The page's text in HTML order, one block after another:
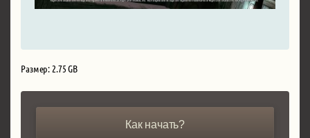
Размер: 2.75 GB
Как начать?